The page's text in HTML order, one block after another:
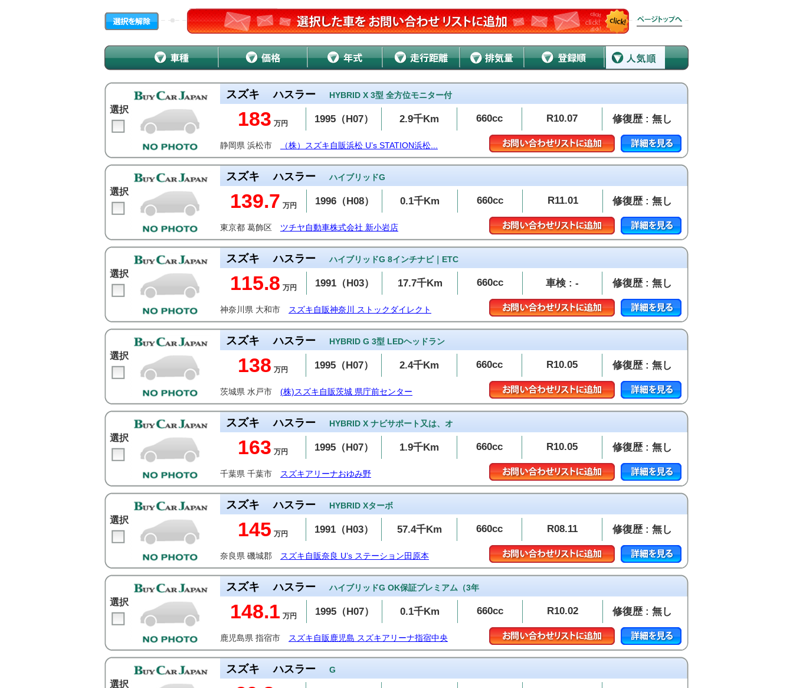
選択
スズキ ハスラー HYBRID X 3型 全方位モニター付
183 万円 1995（H07） 2.9千Km 660cc R10.07 修復歴 : 無し
静岡県 浜松市 （株）スズキ自販浜松 U’s STATION浜松...
選択
スズキ ハスラー ハイブリッドG
139.7 万円 1996（H08） 0.1千Km 660cc R11.01 修復歴 : 無し
東京都 葛飾区 ツチヤ自動車株式会社 新小岩店
選択
スズキ ハスラー ハイブリッドG 8インチナビ｜ETC
115.8 万円 1991（H03） 17.7千Km 660cc 車検 : - 修復歴 : 無し
神奈川県 大和市 スズキ自販神奈川 ストックダイレクト
選択
スズキ ハスラー HYBRID G 3型 LEDヘッドラン
138 万円 1995（H07） 2.4千Km 660cc R10.05 修復歴 : 無し
茨城県 水戸市 (株)スズキ自販茨城 県庁前センター
選択
スズキ ハスラー HYBRID X ナビサポート又は、オ
163 万円 1995（H07） 1.9千Km 660cc R10.05 修復歴 : 無し
千葉県 千葉市 スズキアリーナおゆみ野
選択
スズキ ハスラー HYBRID Xターボ
145 万円 1991（H03） 57.4千Km 660cc R08.11 修復歴 : 無し
奈良県 磯城郡 スズキ自販奈良 U’s ステーション田原本
選択
スズキ ハスラー ハイブリッドG OK保証プレミアム（3年
148.1 万円 1995（H07） 0.1千Km 660cc R10.02 修復歴 : 無し
鹿児島県 指宿市 スズキ自販鹿児島 スズキアリーナ指宿中央
選択
スズキ ハスラー G